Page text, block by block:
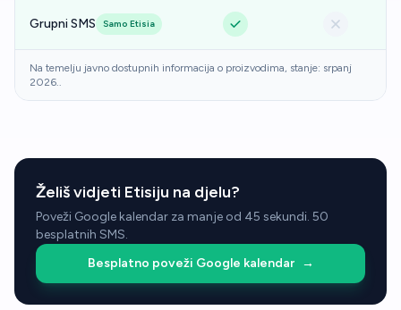
Grupni SMS Samo Etisia
Na temelju javno dostupnih informacija o proizvodima, stanje: srpanj
2026..
Želiš vidjeti Etisiju na djelu?
Poveži Google kalendar za manje od 45 sekundi. 50
besplatnih SMS.
Besplatno poveži Google kalendar
→